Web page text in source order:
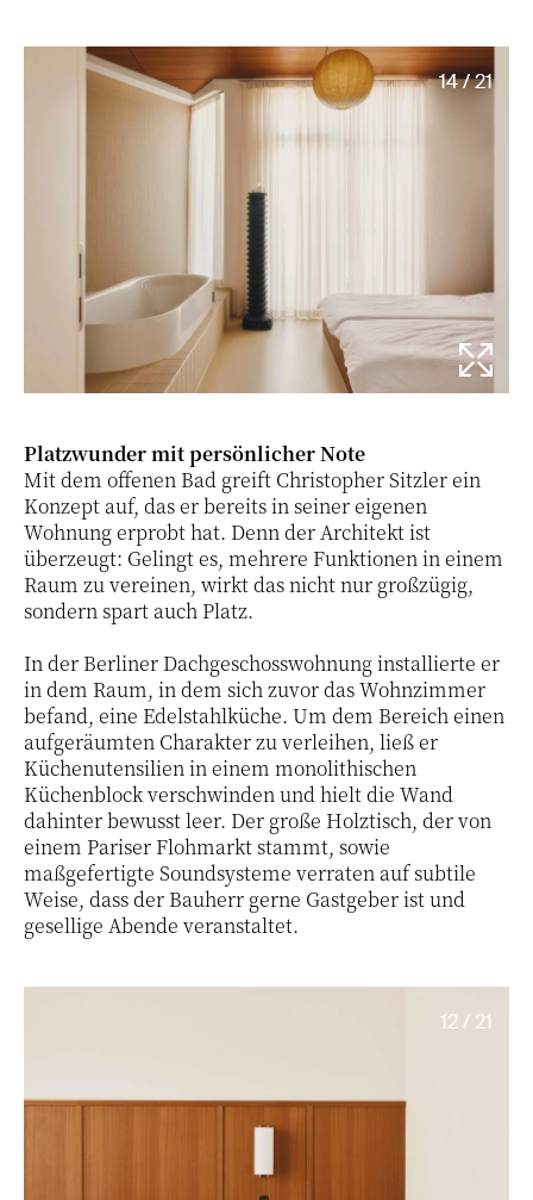
14 / 21
Platzwunder mit persönlicher Note
Mit dem offenen Bad greift Christopher Sitzler ein
Konzept auf, das er bereits in seiner eigenen
Wohnung erprobt hat. Denn der Architekt ist
überzeugt: Gelingt es, mehrere Funktionen in einem
Raum zu vereinen, wirkt das nicht nur großzügig,
sondern spart auch Platz.
In der Berliner Dachgeschosswohnung installierte er
in dem Raum, in dem sich zuvor das Wohnzimmer
befand, eine Edelstahlküche. Um dem Bereich einen
aufgeräumten Charakter zu verleihen, ließ er
Küchenutensilien in einem monolithischen
Küchenblock verschwinden und hielt die Wand
dahinter bewusst leer. Der große Holztisch, der von
einem Pariser Flohmarkt stammt, sowie
maßgefertigte Soundsysteme verraten auf subtile
Weise, dass der Bauherr gerne Gastgeber ist und
gesellige Abende veranstaltet.
12 / 21